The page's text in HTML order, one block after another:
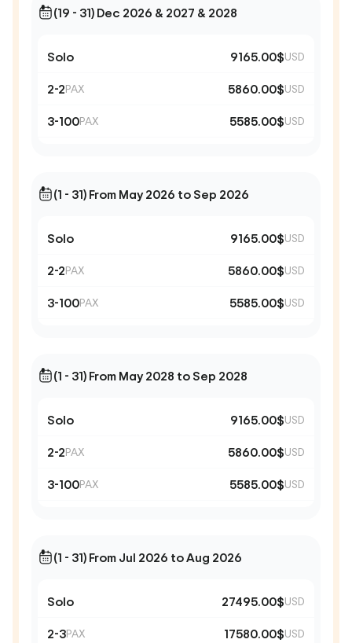
(19 - 31) Dec 2026 & 2027 & 2028
Solo 9165.00$USD
2-2PAX 5860.00$USD
3-100PAX 5585.00$USD
(1 - 31) From May 2026 to Sep 2026
Solo 9165.00$USD
2-2PAX 5860.00$USD
3-100PAX 5585.00$USD
(1 - 31) From May 2028 to Sep 2028
Solo 9165.00$USD
2-2PAX 5860.00$USD
3-100PAX 5585.00$USD
(1 - 31) From Jul 2026 to Aug 2026
Solo 27495.00$USD
2-3PAX 17580.00$USD